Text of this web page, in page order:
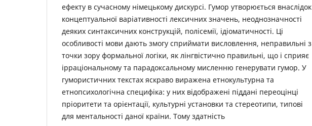
ефекту в сучасному німецькому дискурсі. Гумор утворюється внаслідок
концептуальної варіативності лексичних значень, неоднозначності
деяких синтаксичних конструкцій, полісемії, ідіоматичності. Ці
особливості мови дають змогу сприймати висловлення, неправильні з
точки зору формальної логіки, як лінгвістично правильні, що і сприяє
ірраціональному та парадоксальному мисленню генерувати гумор. У
гумористичних текстах яскраво виражена етнокультурна та
етнопсихологічна специфіка: у них відображені піддані переоцінці
пріоритети та орієнтації, культурні установки та стереотипи, типові
для ментальності даної країни. Тому здатність